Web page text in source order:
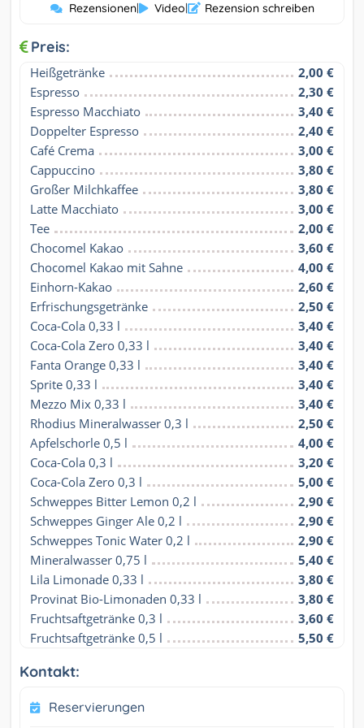
Rezensionen| Video| Rezension schreiben
Preis:
Heißgetränke
2,00 €
Espresso
2,30 €
Espresso Macchiato
3,40 €
Doppelter Espresso
2,40 €
Café Crema
3,00 €
Cappuccino
3,80 €
Großer Milchkaffee
3,80 €
Latte Macchiato
3,00 €
Tee
2,00 €
Chocomel Kakao
3,60 €
Chocomel Kakao mit Sahne
4,00 €
Einhorn-Kakao
2,60 €
Erfrischungsgetränke
2,50 €
Coca-Cola 0,33 l
3,40 €
Coca-Cola Zero 0,33 l
3,40 €
Fanta Orange 0,33 l
3,40 €
Sprite 0,33 l
3,40 €
Mezzo Mix 0,33 l
3,40 €
Rhodius Mineralwasser 0,3 l
2,50 €
Apfelschorle 0,5 l
4,00 €
Coca-Cola 0,3 l
3,20 €
Coca-Cola Zero 0,3 l
5,00 €
Schweppes Bitter Lemon 0,2 l
2,90 €
Schweppes Ginger Ale 0,2 l
2,90 €
Schweppes Tonic Water 0,2 l
2,90 €
Mineralwasser 0,75 l
5,40 €
Lila Limonade 0,33 l
3,80 €
Provinat Bio-Limonaden 0,33 l
3,80 €
Fruchtsaftgetränke 0,3 l
3,60 €
Fruchtsaftgetränke 0,5 l
5,50 €
Kontakt:
Reservierungen